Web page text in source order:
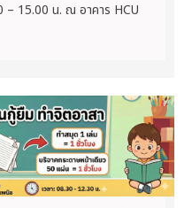
– 15.00 น. ณ อาคาร HCU